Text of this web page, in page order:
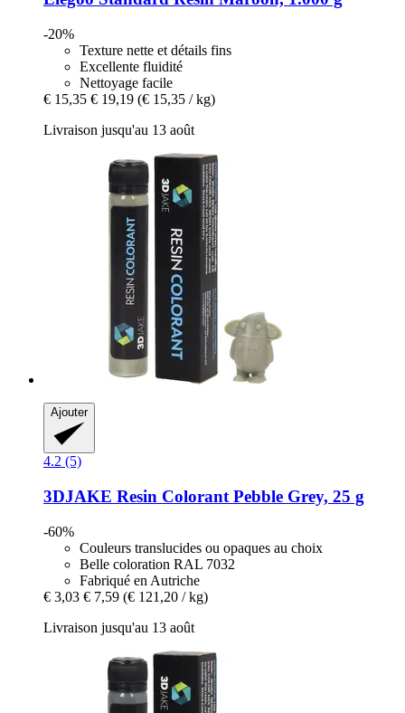
-20%
Texture nette et détails fins
Excellente fluidité
Nettoyage facile
€ 15,35 € 19,19 (€ 15,35 / kg)
Livraison jusqu'au 13 août
Ajouter
4.2 (5)
3DJAKE Resin Colorant Pebble Grey, 25 g
-60%
Couleurs translucides ou opaques au choix
Belle coloration RAL 7032
Fabriqué en Autriche
€ 3,03 € 7,59 (€ 121,20 / kg)
Livraison jusqu'au 13 août